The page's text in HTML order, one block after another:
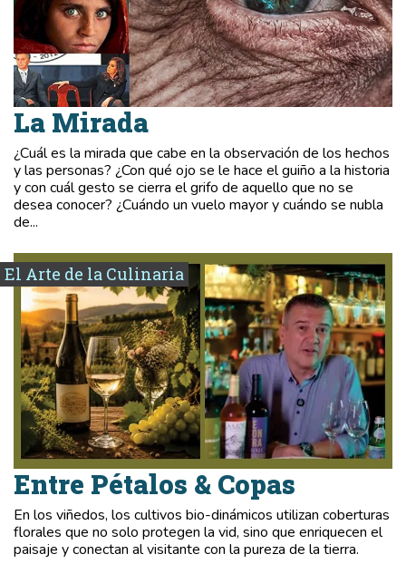
La Mirada
¿Cuál es la mirada que cabe en la observación de los hechos
y las personas? ¿Con qué ojo se le hace el guiño a la historia
y con cuál gesto se cierra el grifo de aquello que no se
desea conocer? ¿Cuándo un vuelo mayor y cuándo se nubla
de...
El Arte de la Culinaria
Entre Pétalos & Copas
En los viñedos, los cultivos bio-dinámicos utilizan coberturas
florales que no solo protegen la vid, sino que enriquecen el
paisaje y conectan al visitante con la pureza de la tierra.